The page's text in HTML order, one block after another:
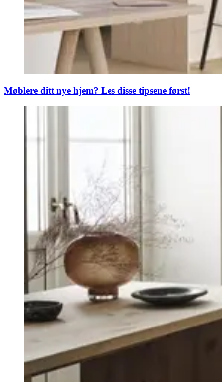
Møblere ditt nye hjem? Les disse tipsene først!